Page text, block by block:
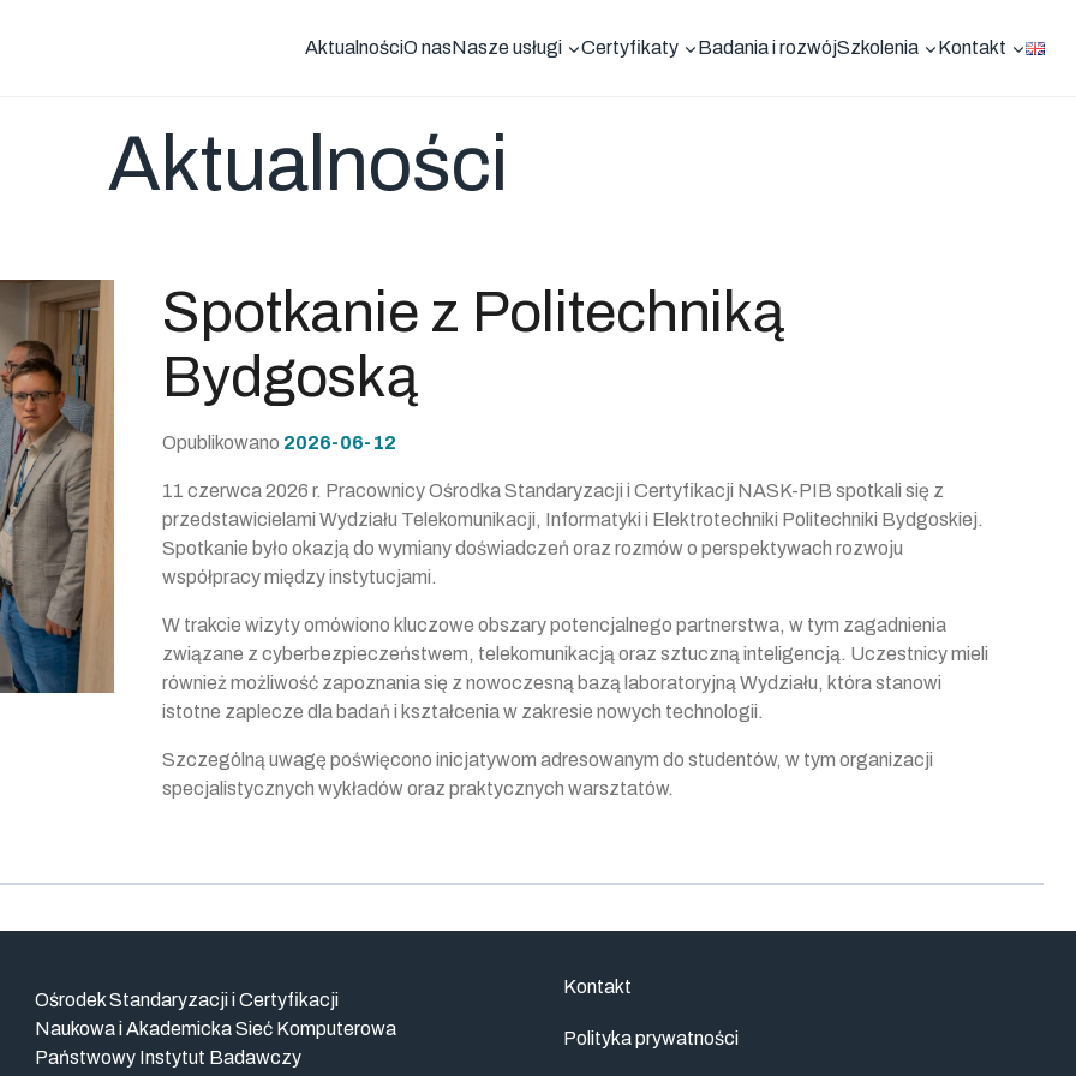
AktualnościO nasNasze usługi Certyfikaty Badania i rozwójSzkolenia Kontakt
Aktualności
Spotkanie z Politechniką
Bydgoską
Opublikowano 2026-06-12
11 czerwca 2026 r. Pracownicy Ośrodka Standaryzacji i Certyfikacji NASK-PIB spotkali się z
przedstawicielami Wydziału Telekomunikacji, Informatyki i Elektrotechniki Politechniki Bydgoskiej.
Spotkanie było okazją do wymiany doświadczeń oraz rozmów o perspektywach rozwoju
współpracy między instytucjami.
W trakcie wizyty omówiono kluczowe obszary potencjalnego partnerstwa, w tym zagadnienia
związane z cyberbezpieczeństwem, telekomunikacją oraz sztuczną inteligencją. Uczestnicy mieli
również możliwość zapoznania się z nowoczesną bazą laboratoryjną Wydziału, która stanowi
istotne zaplecze dla badań i kształcenia w zakresie nowych technologii.
Szczególną uwagę poświęcono inicjatywom adresowanym do studentów, w tym organizacji
specjalistycznych wykładów oraz praktycznych warsztatów.
Ośrodek Standaryzacji i Certyfikacji
Naukowa i Akademicka Sieć Komputerowa
Państwowy Instytut Badawczy
Kontakt
Polityka prywatności